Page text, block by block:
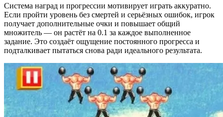
Система наград и прогрессии мотивирует играть аккуратно.
Если пройти уровень без смертей и серьёзных ошибок, игрок
получает дополнительные очки и повышает общий
множитель — он растёт на 0.1 за каждое выполненное
задание. Это создаёт ощущение постоянного прогресса и
подталкивает пытаться снова ради идеального результата.